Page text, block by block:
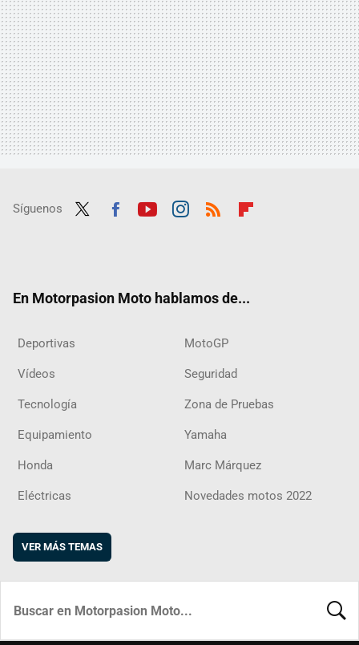
Síguenos
En Motorpasion Moto hablamos de...
Deportivas MotoGP
Vídeos Seguridad
Tecnología Zona de Pruebas
Equipamiento Yamaha
Honda Marc Márquez
Eléctricas Novedades motos 2022
VER MÁS TEMAS